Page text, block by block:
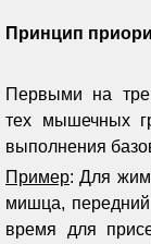
Принцип
Первыми на
тех мышечных
выполнения
Пример: Для
мишца,
время для